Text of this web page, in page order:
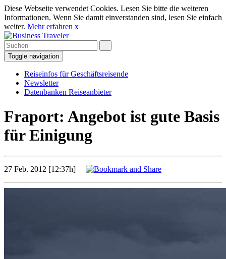
Diese Webseite verwendet Cookies. Lesen Sie bitte die weiteren
Informationen. Wenn Sie damit einverstanden sind, lesen Sie einfach
weiter. Mehr erfahren x
Toggle navigation
Reiseinfos für Geschäftsreisende
Newsletter
Datenbanken Reiseanbieter
Fraport: Angebot ist gute Basis
für Einigung
27 Feb. 2012 [12:37h]